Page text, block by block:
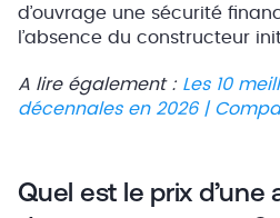
d’ouvrage une sécurité
l’absence du constructeur
A lire également : Les 10
décennales en 2026 |
Quel est le prix d’une